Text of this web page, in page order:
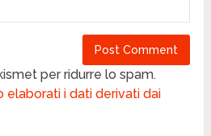
per ridurre lo spam.
elaborati i dati derivati dai